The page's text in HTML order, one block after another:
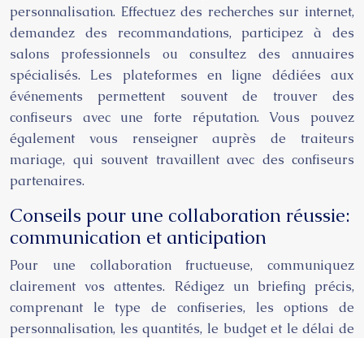
personnalisation. Effectuez des recherches sur internet,
demandez des recommandations, participez à des
salons professionnels ou consultez des annuaires
spécialisés. Les plateformes en ligne dédiées aux
événements permettent souvent de trouver des
confiseurs avec une forte réputation. Vous pouvez
également vous renseigner auprès de traiteurs
mariage, qui souvent travaillent avec des confiseurs
partenaires.
Conseils pour une collaboration réussie:
communication et anticipation
Pour une collaboration fructueuse, communiquez
clairement vos attentes. Rédigez un briefing précis,
comprenant le type de confiseries, les options de
personnalisation, les quantités, le budget et le délai de